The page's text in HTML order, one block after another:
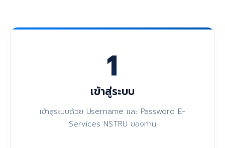
1
เข้าสู่ระบบ
เข้าสู่ระบบด้วย Username และ Password E-
Services NSTRU ของท่าน